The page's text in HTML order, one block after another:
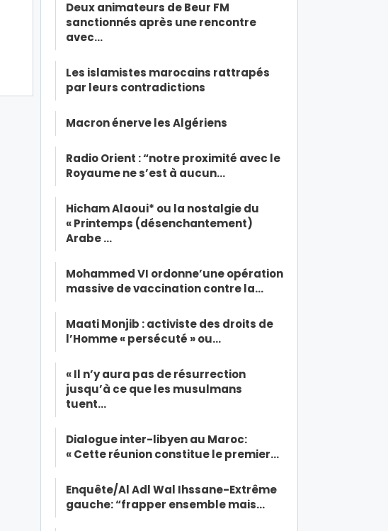
Deux animateurs de Beur FM
sanctionnés après une rencontre
avec…
Les islamistes marocains rattrapés
par leurs contradictions
Macron énerve les Algériens
Radio Orient : “notre proximité avec le
Royaume ne s’est à aucun…
Hicham Alaoui* ou la nostalgie du
« Printemps (désenchantement)
Arabe …
Mohammed VI ordonne’une opération
massive de vaccination contre la…
Maati Monjib : activiste des droits de
l’Homme « persécuté » ou…
« Il n’y aura pas de résurrection
jusqu’à ce que les musulmans
tuent…
Dialogue inter-libyen au Maroc:
« Cette réunion constitue le premier…
Enquête/Al Adl Wal Ihssane-Extrême
gauche: “frapper ensemble mais…